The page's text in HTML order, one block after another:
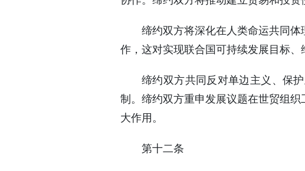
缔约双方将深化在人类命运共同
作，这对实现联合国可持续发展目标、
缔约双方共同反对单边主义、保
制。缔约双方重申发展议题在世贸组
大作用。
第十二条